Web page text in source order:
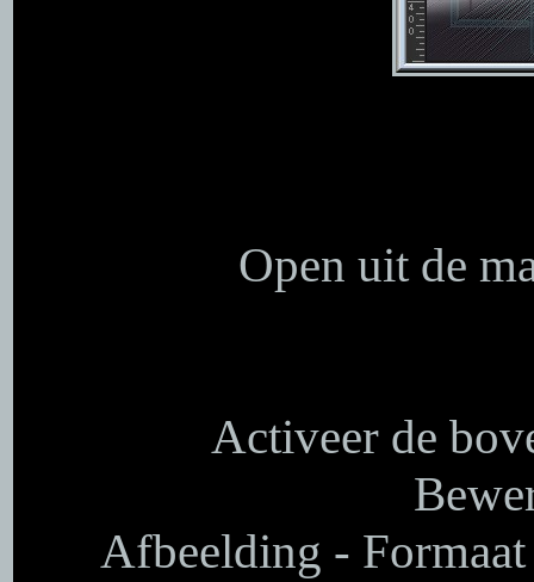
Open uit de
Activeer de
Afbeelding -